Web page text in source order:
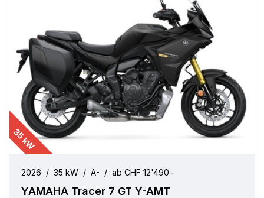
35 kW
2026 / 35 kW / A- / ab CHF 12'490.-
YAMAHA Tracer 7 GT Y-AMT